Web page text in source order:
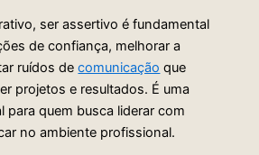
ser assertivo é fundamental
de confiança, melhorar a
ruídos decomunicação que
projetos e resultados. É uma
para quem busca liderar com
no ambiente profissional.